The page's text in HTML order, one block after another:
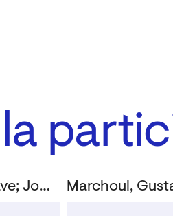
Marchoul, Gustave; Jones, Philippe